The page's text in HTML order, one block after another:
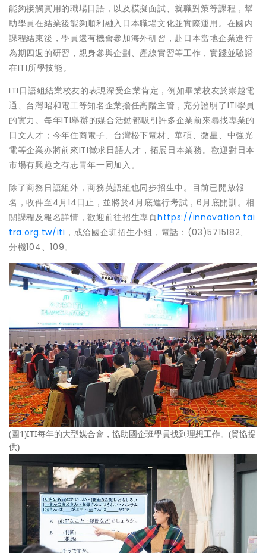
能夠接觸實用的職場日語，以及模擬面試、就職對策等課程，幫
助學員在結業後能夠順利融入日本職場文化並實際運用。在國內
課程結束後，學員還有機會參加海外研習，赴日本當地企業進行
為期四週的研習，親身參與企劃、產線實習等工作，實踐並驗證
在ITI所學技能。
ITI日語組結業校友的表現深受企業肯定，例如畢業校友於崇越電
通、台灣昭和電工等知名企業擔任高階主管，充分證明了ITI學員
的實力。每年ITI舉辦的媒合活動都吸引許多企業前來尋找專業的
日文人才；今年住商電子、台灣松下電材、華碩、微星、中強光
電等企業亦將前來ITI徵求日語人才，拓展日本業務。歡迎對日本
市場有興趣之有志青年一同加入。
除了商務日語組外，商務英語組也同步招生中。目前已開放報
名，收件至4月14日止，並將於4月底進行考試，6月底開訓。相
關課程及報名詳情，歡迎前往招生專頁https://innovation.tai
tra.org.tw/iti ，或洽國企班招生小組，電話：(03)5715182、
分機104、109。
(圖1)ITI每年的大型媒合會，協助國企班學員找到理想工作。(貿協提
供)